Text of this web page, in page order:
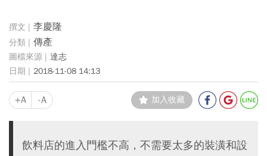
李慶隆
傳產
達志
2018-11-08 14:13
+A -A 加入收藏
飲料店的進入門檻不高，不需要太多的裝潢和設